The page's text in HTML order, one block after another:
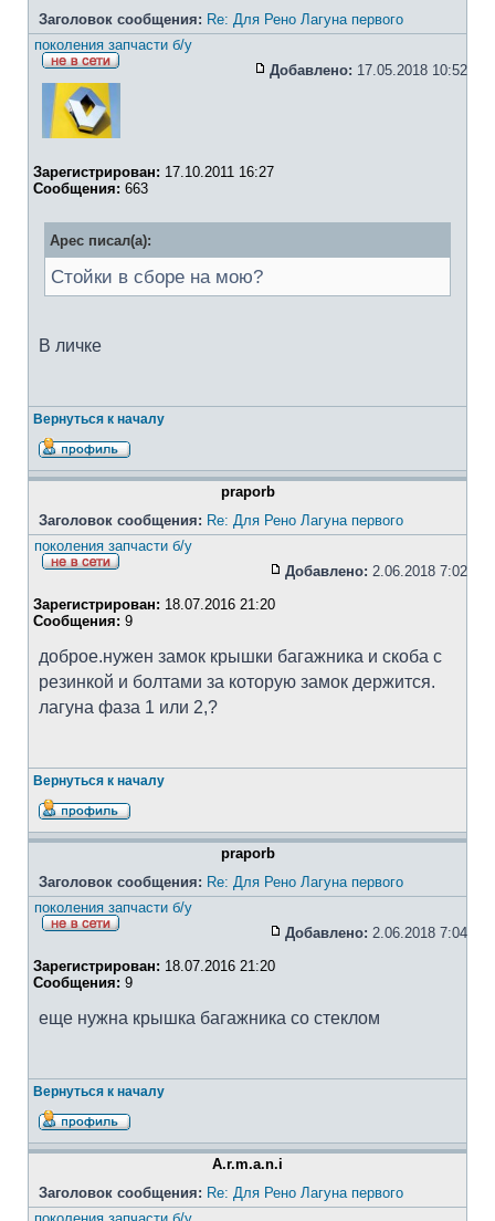
Заголовок сообщения: Re: Для Рено Лагуна первого
поколения запчасти б/у
Добавлено: 17.05.2018 10:52
Зарегистрирован: 17.10.2011 16:27
Сообщения: 663
Apec писал(а):
Стойки в сборе на мою?
В личке
Вернуться к началу
praporb
Заголовок сообщения: Re: Для Рено Лагуна первого
поколения запчасти б/у
Добавлено: 2.06.2018 7:02
Зарегистрирован: 18.07.2016 21:20
Сообщения: 9
доброе.нужен замок крышки багажника и скоба с
резинкой и болтами за которую замок держится.
лагуна фаза 1 или 2,?
Вернуться к началу
praporb
Заголовок сообщения: Re: Для Рено Лагуна первого
поколения запчасти б/у
Добавлено: 2.06.2018 7:04
Зарегистрирован: 18.07.2016 21:20
Сообщения: 9
еще нужна крышка багажника со стеклом
Вернуться к началу
A.r.m.a.n.i
Заголовок сообщения: Re: Для Рено Лагуна первого